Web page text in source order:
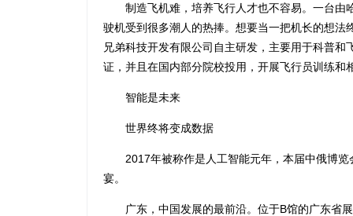
制造飞机难，培养飞行人才也不容易。一台由
驶机受到很多潮人的热捧。想要当一把机长的想
兄弟科技开发有限公司自主研发，主要用于科普
证，并且在国内部分院校投用，开展飞行员训练和
智能是未来
世界终将变成数据
2017年被称作是人工智能元年，本届中俄博览
宴。
广东，中国发展的最前沿。位于B馆的广东省展